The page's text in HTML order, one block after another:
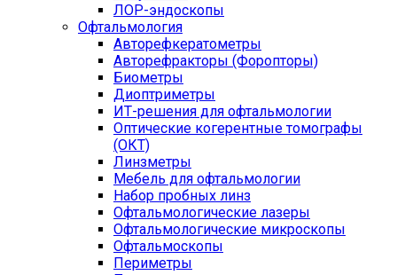
ЛОР-эндоскопы
Офтальмология
Авторефкератометры
Авторефракторы (Форопторы)
Биометры
Диоптриметры
ИТ-решения для офтальмологии
Оптические когерентные томографы
(ОКТ)
Линзметры
Мебель для офтальмологии
Набор пробных линз
Офтальмологические лазеры
Офтальмологические микроскопы
Офтальмоскопы
Периметры